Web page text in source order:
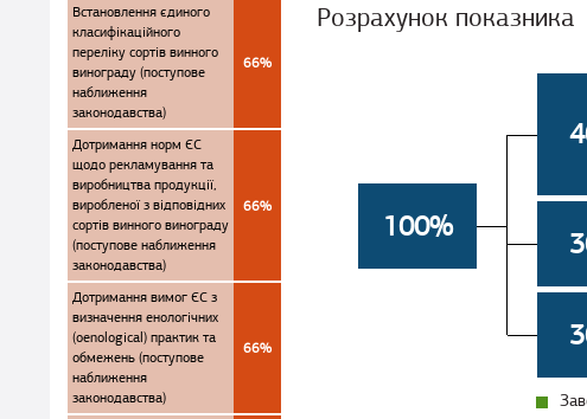
Розрахунок показника
100%
Встановлення єдиного
класифікаційного
переліку сортів винного
винограду (поступове
наближення
законодавства)
66%
Дотримання норм ЄС
щодо рекламування та
виробництва продукції,
виробленої з відповідних
сортів винного винограду
(поступове наближення
законодавства)
66%
Дотримання вимог ЄС з
визначення енологічних
(oenological) практик та
обмежень (поступове
наближення
законодавства)
66%